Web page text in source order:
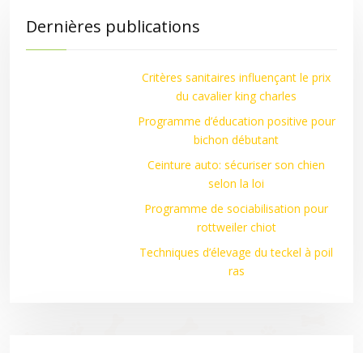
Dernières publications
Critères sanitaires influençant le prix
du cavalier king charles
Programme d’éducation positive pour
bichon débutant
Ceinture auto: sécuriser son chien
selon la loi
Programme de sociabilisation pour
rottweiler chiot
Techniques d’élevage du teckel à poil
ras